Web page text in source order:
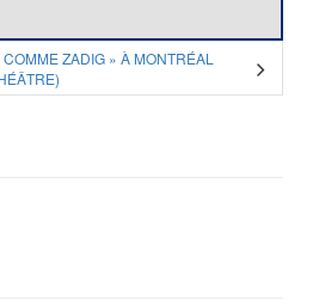
COMME ZADIG » À MONTRÉAL